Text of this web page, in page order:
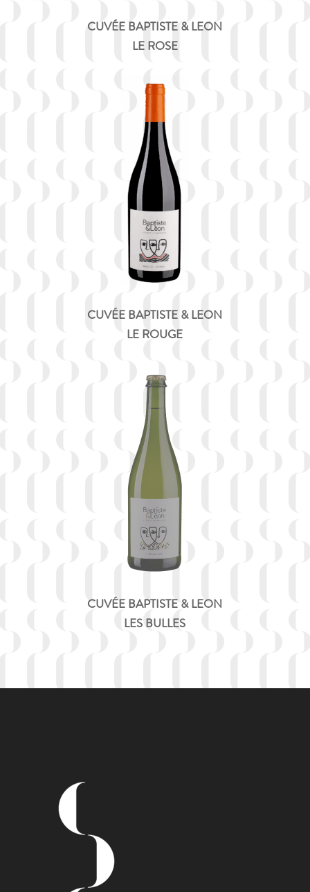
CUVÉE BAPTISTE & LEON
LE ROSE
CUVÉE BAPTISTE & LEON
LE ROUGE
CUVÉE BAPTISTE & LEON
LES BULLES